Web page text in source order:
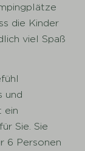
die Kinder
viel Spaß
und
ein
Sie. Sie
6 Personen